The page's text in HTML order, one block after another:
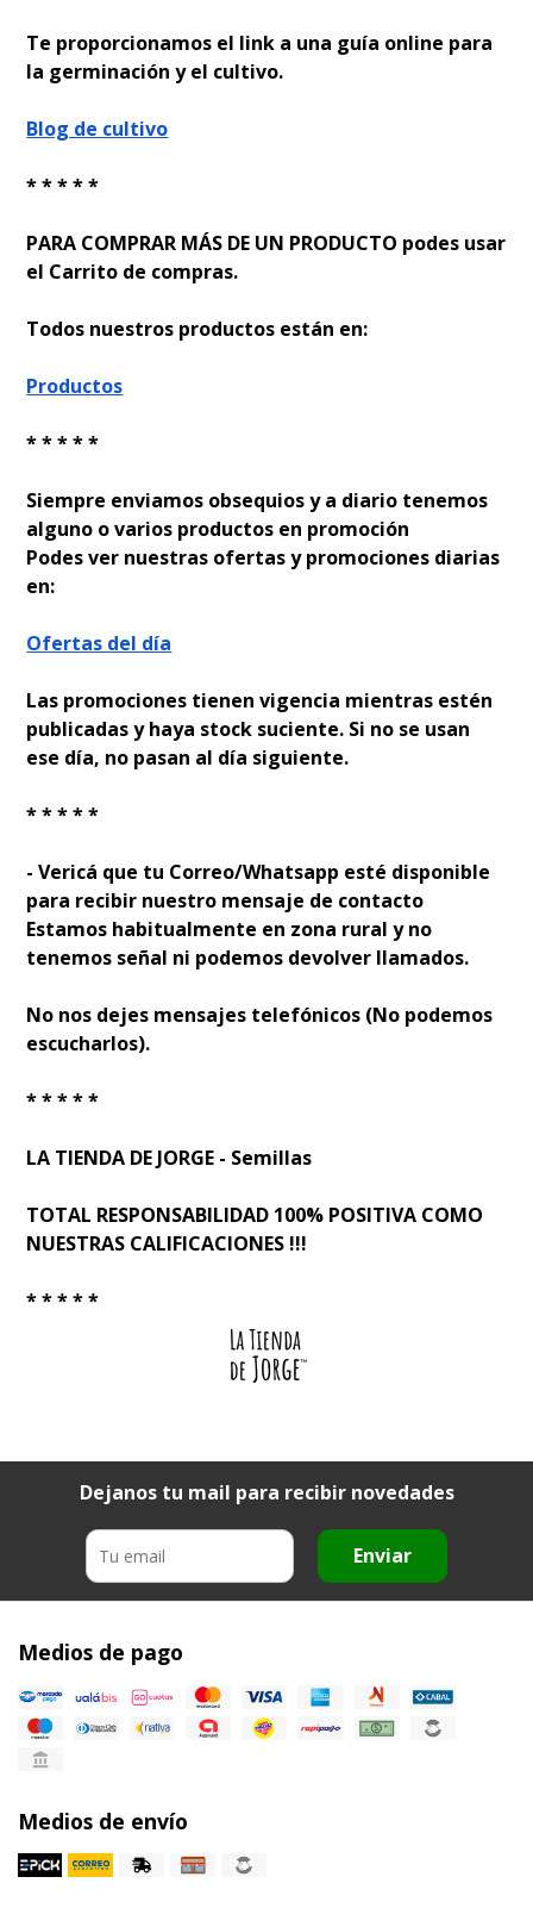
Te proporcionamos el link a una guía online para
la germinación y el cultivo.
Blog de cultivo
* * * * *
PARA COMPRAR MÁS DE UN PRODUCTO podes usar
el Carrito de compras.
Todos nuestros productos están en:
Productos
* * * * *
Siempre enviamos obsequios y a diario tenemos
alguno o varios productos en promoción
Podes ver nuestras ofertas y promociones diarias
en:
Ofertas del día
Las promociones tienen vigencia mientras estén
publicadas y haya stock suficiente. Si no se usan
ese día, no pasan al día siguiente.
* * * * *
- Verificá que tu Correo/Whatsapp esté disponible
para recibir nuestro mensaje de contacto
Estamos habitualmente en zona rural y no
tenemos señal ni podemos devolver llamados.
No nos dejes mensajes telefónicos (No podemos
escucharlos).
* * * * *
LA TIENDA DE JORGE - Semillas
TOTAL RESPONSABILIDAD 100% POSITIVA COMO
NUESTRAS CALIFICACIONES !!!
* * * * *
Dejanos tu mail para recibir novedades
Enviar
Medios de pago
Medios de envío